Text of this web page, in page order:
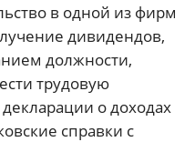
в одной из фирм
дивидендов,
должности,
трудовую
о доходах
справки с